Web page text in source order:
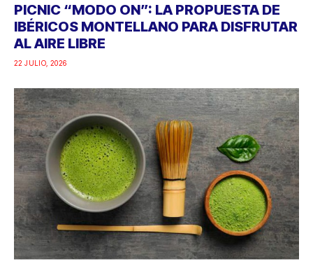
PICNIC “MODO ON”: LA PROPUESTA DE
IBÉRICOS MONTELLANO PARA DISFRUTAR
AL AIRE LIBRE
22 JULIO, 2026